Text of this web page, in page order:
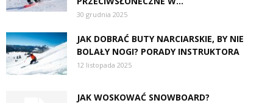
30 grudnia 2025
JAK DOBRAĆ BUTY NARCIARSKIE, BY NIE
BOLAŁY NOGI? PORADY INSTRUKTORA
12 listopada 2025
JAK WOSKOWAĆ SNOWBOARD?